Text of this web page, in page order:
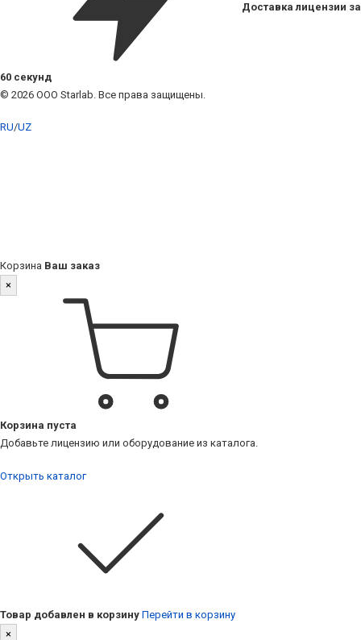
Доставка лицензии за
60 секунд
© 2026 ООО Starlab. Все права защищены.
RU/UZ
Корзина Ваш заказ
×
Корзина пуста
Добавьте лицензию или оборудование из каталога.
Открыть каталог
Товар добавлен в корзину Перейти в корзину
×